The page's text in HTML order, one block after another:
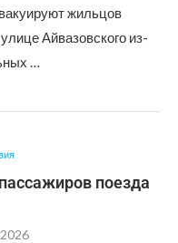
жильцов
Айвазовского из-
…
поезда